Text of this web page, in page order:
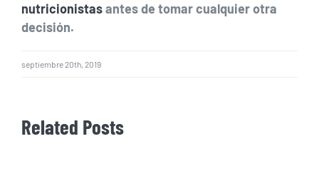
nutricionistasantes de tomar cualquier otra
decisión.
septiembre 20th, 2019
Related Posts